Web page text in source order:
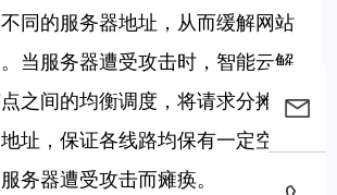
同的服务器地址，从而缓解网站
当服务器遭受攻击时，智能云解
之间的均衡调度，将请求分摊至
址，保证各线路均保有一定空
务器遭受攻击而瘫痪。